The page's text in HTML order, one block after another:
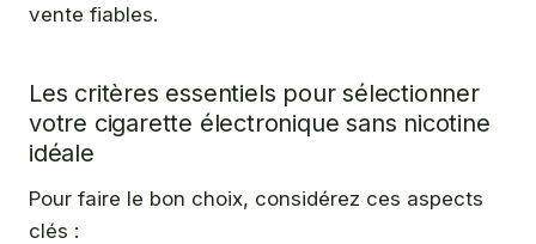
vente fiables.
Les critères essentiels pour sélectionner
votre cigarette électronique sans nicotine
idéale
Pour faire le bon choix, considérez ces aspects
clés :